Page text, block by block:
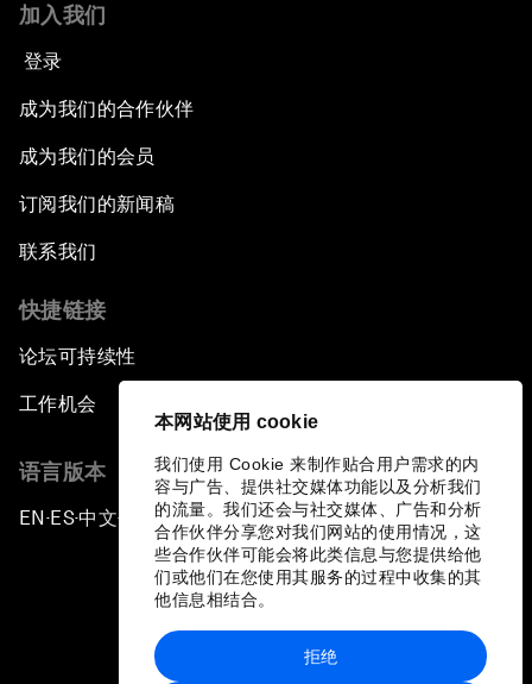
本网站使用 cookie
我们使用 Cookie 来制作贴合用户需求的内
容与广告、提供社交媒体功能以及分析我们
的流量。我们还会与社交媒体、广告和分析
合作伙伴分享您对我们网站的使用情况，这
些合作伙伴可能会将此类信息与您提供给他
们或他们在您使用其服务的过程中收集的其
他信息相结合。
拒绝
加入我们
登录
成为我们的合作伙伴
成为我们的会员
订阅我们的新闻稿
联系我们
快捷链接
论坛可持续性
工作机会
语言版本
EN ▪ES▪中文▪ 日本語